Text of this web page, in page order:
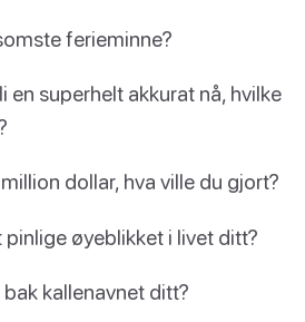
ferieminne?
en superhelt akkurat nå, hvilke
dollar, hva ville du gjort?
pinlige øyeblikket i livet ditt?
kallenavnet ditt?